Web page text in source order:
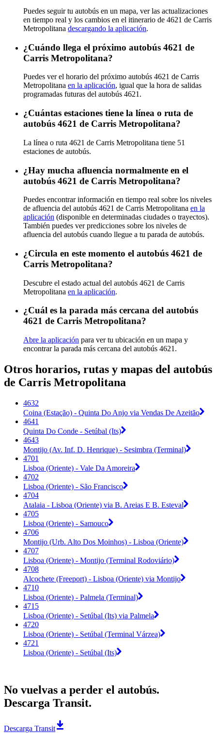
Puedes seguir tu autobús en un mapa, ver las actualizaciones
en tiempo real y los cambios en el itinerario de 4621 de Carris
Metropolitana descargando la aplicación.
¿Cuándo llega el próximo autobús 4621 de
Carris Metropolitana?
Puedes ver el horario del próximo autobús 4621 de Carris
Metropolitana en la aplicación, igual que la hora de salidas
programadas futuras del autobús 4621.
¿Cuántas estaciones tiene la línea o ruta de
autobús 4621 de Carris Metropolitana?
La línea o ruta 4621 de Carris Metropolitana tiene 51
estaciones de autobús.
¿Hay mucha afluencia normalmente en el
autobús 4621 de Carris Metropolitana?
Puedes encontrar información en tiempo real sobre los niveles
de afluencia del autobús 4621 de Carris Metropolitana en la
aplicación (disponible en determinadas ciudades o trayectos).
También puedes ver predicciones sobre los niveles de
afluencia del autobús cuando llegue a tu parada de autobús.
¿Circula en este momento el autobús 4621 de
Carris Metropolitana?
Descubre el estado actual del autobús 4621 de Carris
Metropolitana en la aplicación.
¿Cuál es la parada más cercana del autobús
4621 de Carris Metropolitana?
Abre la aplicación para ver tu ubicación en un mapa y
encontrar la parada más cercana del autobús 4621.
Otros horarios, rutas y mapas del autobús
de Carris Metropolitana
4632
Coina (Estação) - Quinta Do Anjo via Vendas De Azeitão
4641
Quinta Do Conde - Setúbal (Its)
4643
Montijo (Av. Inf. D. Henrique) - Sesimbra (Terminal)
4701
Lisboa (Oriente) - Vale Da Amoreira
4702
Lisboa (Oriente) - São Francisco
4704
Atalaia - Lisboa (Oriente) via B. Areias E B. Esteval
4705
Lisboa (Oriente) - Samouco
4706
Montijo (Urb. Alto Dos Moinhos) - Lisboa (Oriente)
4707
Lisboa (Oriente) - Montijo (Terminal Rodoviário)
4708
Alcochete (Freeport) - Lisboa (Oriente) via Montijo
4710
Lisboa (Oriente) - Palmela (Terminal)
4715
Lisboa (Oriente) - Setúbal (Its) via Palmela
4720
Lisboa (Oriente) - Setúbal (Terminal Várzea)
4721
Lisboa (Oriente) - Setúbal (Its)
No vuelvas a perder el autobús.
Descarga Transit.
Descarga Transit